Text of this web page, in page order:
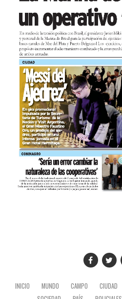
INICIO MUNDO CAMPO CIUDAD